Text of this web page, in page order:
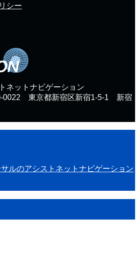
シー
ネットナビゲーション
0022 東京都新宿区新宿1-5-1 新宿
ルのアシストネットナビゲーション